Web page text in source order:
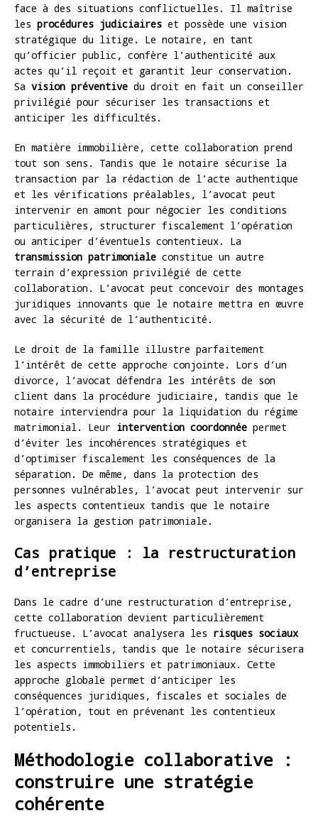
face à des situations conflictuelles. Il maîtrise
les procédures judiciaires et possède une vision
stratégique du litige. Le notaire, en tant
qu’officier public, confère l’authenticité aux
actes qu’il reçoit et garantit leur conservation.
Sa vision préventive du droit en fait un conseiller
privilégié pour sécuriser les transactions et
anticiper les difficultés.
En matière immobilière, cette collaboration prend
tout son sens. Tandis que le notaire sécurise la
transaction par la rédaction de l’acte authentique
et les vérifications préalables, l’avocat peut
intervenir en amont pour négocier les conditions
particulières, structurer fiscalement l’opération
ou anticiper d’éventuels contentieux. La
transmission patrimoniale constitue un autre
terrain d’expression privilégié de cette
collaboration. L’avocat peut concevoir des montages
juridiques innovants que le notaire mettra en œuvre
avec la sécurité de l’authenticité.
Le droit de la famille illustre parfaitement
l’intérêt de cette approche conjointe. Lors d’un
divorce, l’avocat défendra les intérêts de son
client dans la procédure judiciaire, tandis que le
notaire interviendra pour la liquidation du régime
matrimonial. Leur intervention coordonnée permet
d’éviter les incohérences stratégiques et
d’optimiser fiscalement les conséquences de la
séparation. De même, dans la protection des
personnes vulnérables, l’avocat peut intervenir sur
les aspects contentieux tandis que le notaire
organisera la gestion patrimoniale.
Cas pratique : la restructuration
d’entreprise
Dans le cadre d’une restructuration d’entreprise,
cette collaboration devient particulièrement
fructueuse. L’avocat analysera les risques sociaux
et concurrentiels, tandis que le notaire sécurisera
les aspects immobiliers et patrimoniaux. Cette
approche globale permet d’anticiper les
conséquences juridiques, fiscales et sociales de
l’opération, tout en prévenant les contentieux
potentiels.
Méthodologie collaborative :
construire une stratégie
cohérente